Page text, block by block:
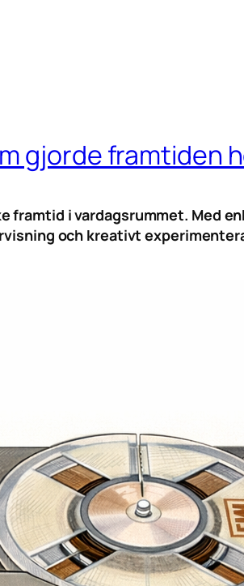
gjorde framtiden
framtid i vardagsrummet. Med
och kreativt